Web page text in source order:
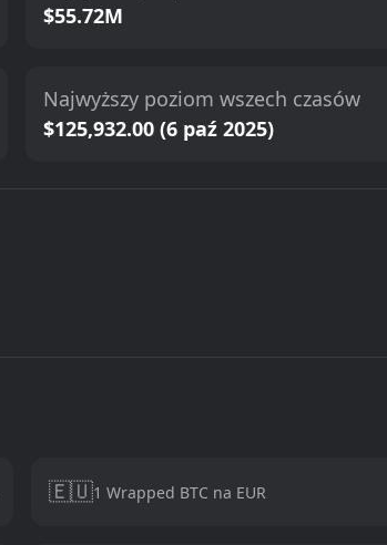
$55.72M
Najwyższy poziom wszech czasów
$125,932.00 (6 paź 2025)
🇪🇺1 Wrapped BTC na EUR